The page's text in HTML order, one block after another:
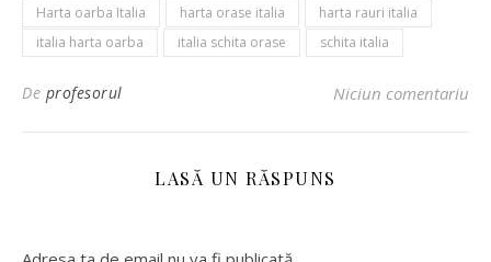
Harta oarba Italia harta orase italia
harta rauri italia
italia harta oarba
italia schita orase schita italia
De profesorul Niciun comentariu
LASĂ UN RĂSPUNS